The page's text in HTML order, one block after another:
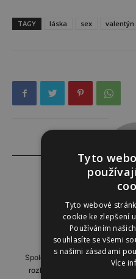
TAGY láska sex valentýn
http://
Společensko-reportážní
rozhovory, domácí i
Tyto
Tyto webové
cookie ke zlepšení
Používáním
souhlasíte se všemi
s našimi zásadami
Více